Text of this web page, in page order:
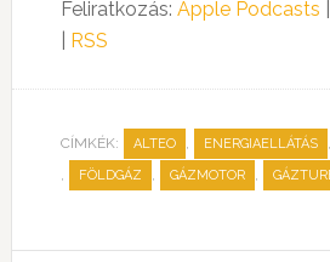
Feliratkozás: Apple Podcasts
RSS
CÍMKÉK: ALTEO , ENERGIAELLÁTÁS ,
, FÖLDGÁZ , GÁZMOTOR ,